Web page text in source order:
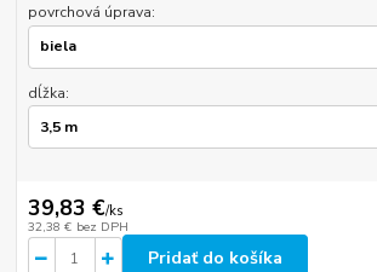
povrchová úprava:
dĺžka:
39,83 €/ks
32,38 € bez DPH
Pridať do košíka